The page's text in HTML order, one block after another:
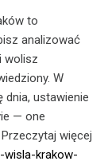
to
analizować
wolisz
W
ustawienie
— one
więcej
wisla-krakow-